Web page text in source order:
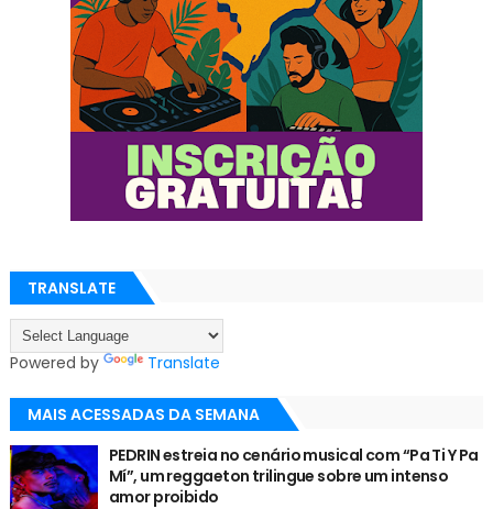
TRANSLATE
Powered by Translate
MAIS ACESSADAS DA SEMANA
PEDRIN estreia no cenário musical com “Pa Ti Y Pa
Mí”, um reggaeton trilingue sobre um intenso
amor proibido